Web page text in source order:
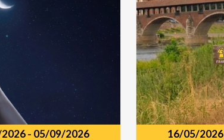
- 05/09/2026 16/05/2026